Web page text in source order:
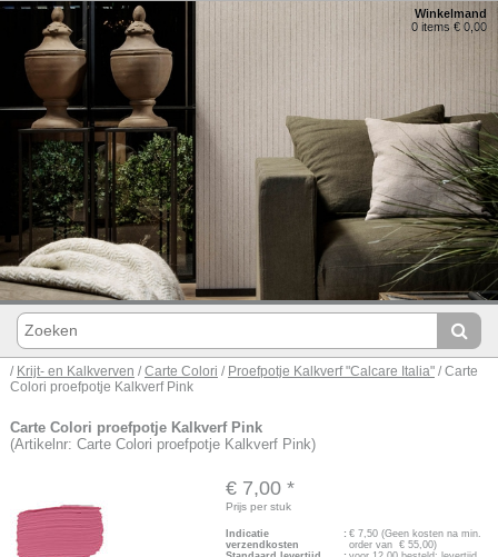
Winkelmand
0 items € 0,00
/ Krijt- en Kalkverven /Carte Colori / Proefpotje Kalkverf "Calcare Italia" / Carte
Colori proefpotje Kalkverf Pink
Carte Colori proefpotje Kalkverf Pink
(Artikelnr: Carte Colori proefpotje Kalkverf Pink)
€ 7,00 *
Prijs per stuk
Indicatie
verzendkosten
: € 7,50(Geen kosten na min.
order van € 55,00)